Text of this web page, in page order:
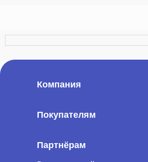
Компания
Покупателям
Партнёрам